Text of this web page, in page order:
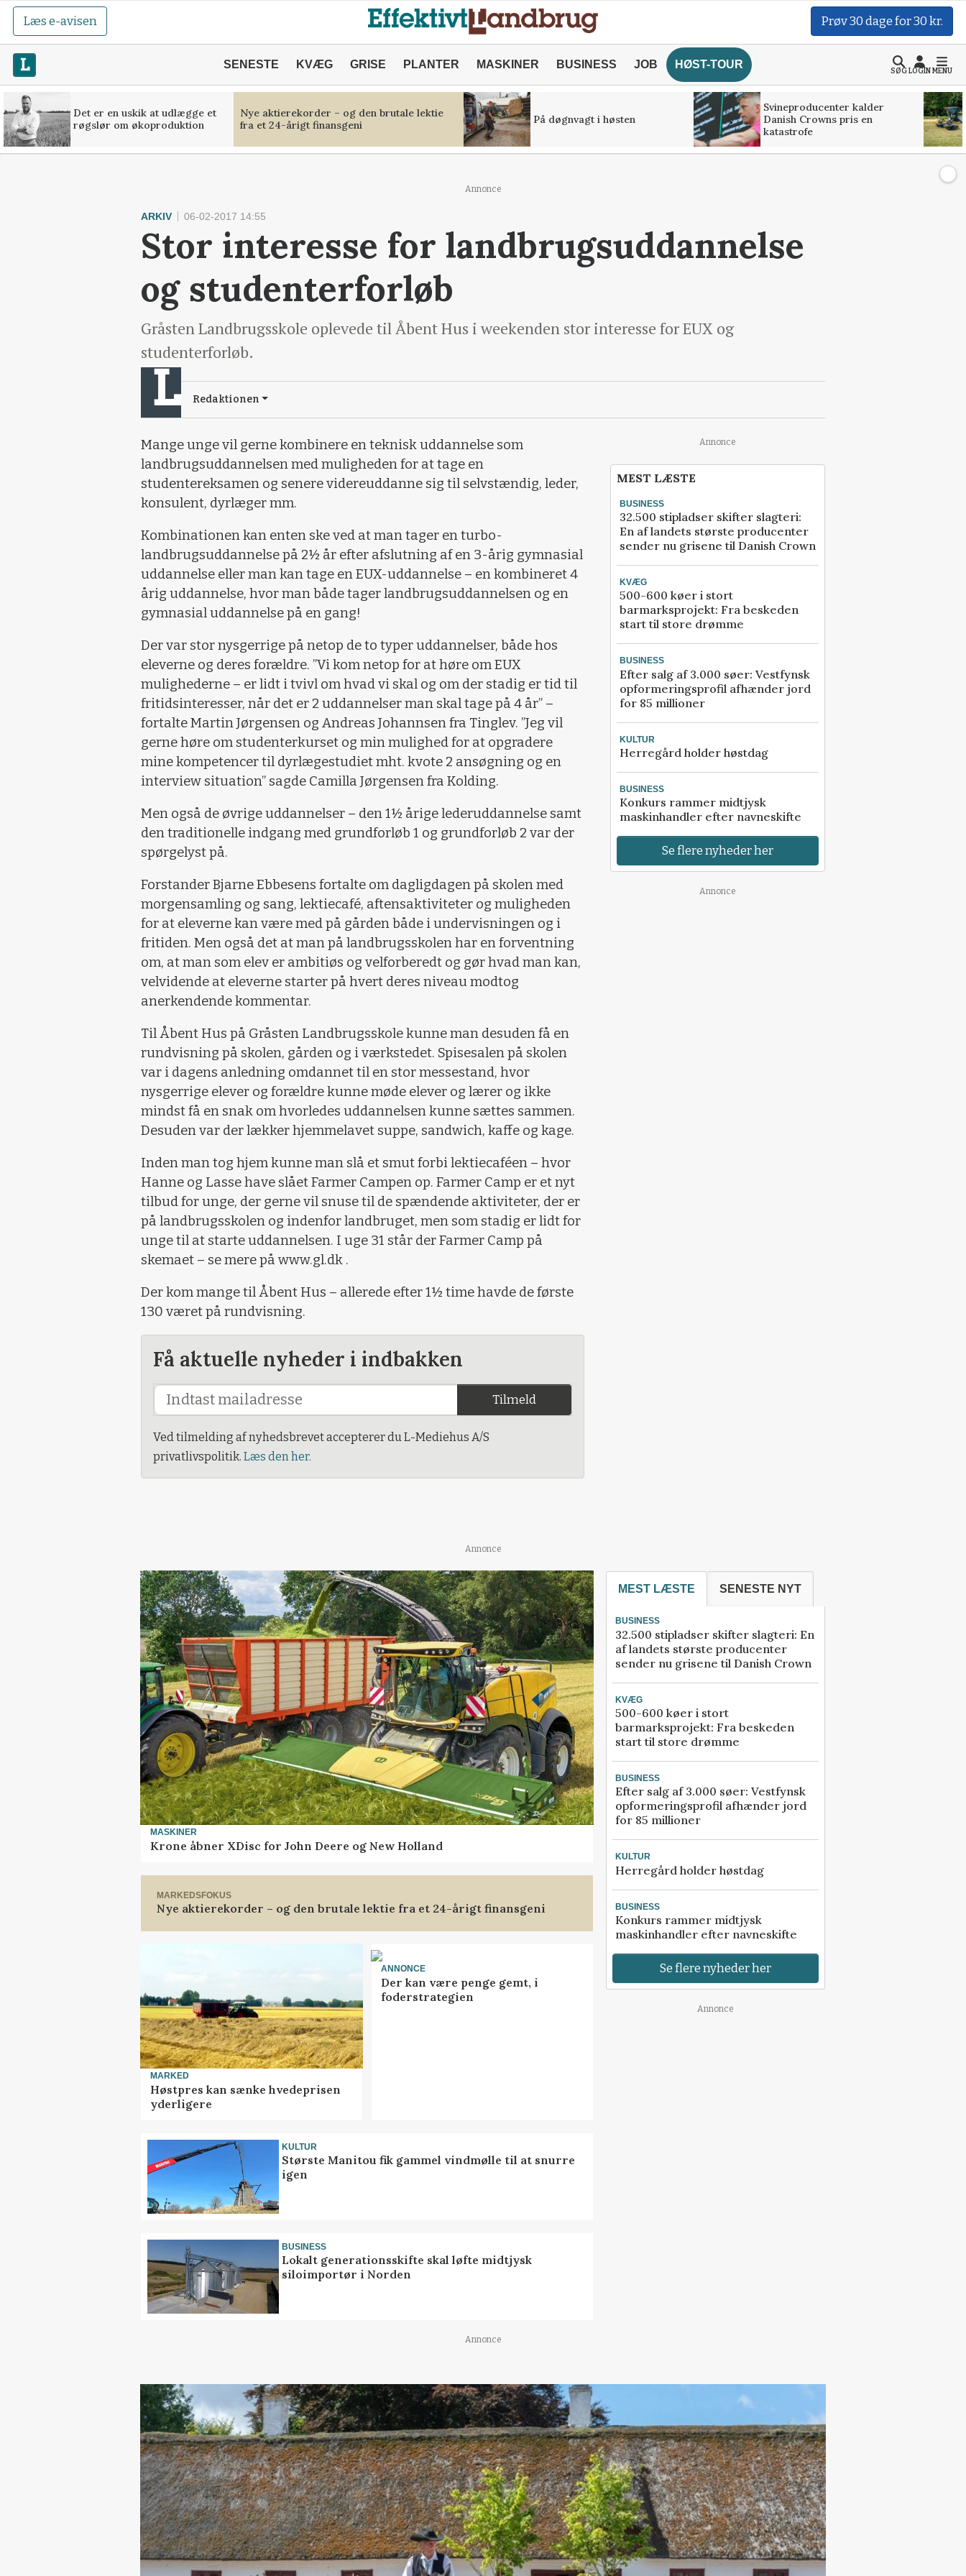
Læs e-avisen Prøv 30 dage for 30 kr.
SENESTE KVÆG GRISE PLANTER MASKINER BUSINESS JOB HØST-TOUR
SØGLOGINMENU
Det er en uskik at udlægge et
røgslør om økoproduktion
Nye aktierekorder – og den brutale lektie
fra et 24-årigt finansgeni
På døgnvagt i høsten
Svineproducenter kalder
Danish Crowns pris en
katastrofe
Annonce
ARKIV 06-02-2017 14:55
Stor interesse for landbrugsuddannelse
og studenterforløb
Gråsten Landbrugsskole oplevede til Åbent Hus i weekenden stor interesse for EUX og
studenterforløb.
Redaktionen
Mange unge vil gerne kombinere en teknisk uddannelse som
landbrugsuddannelsen med muligheden for at tage en
studentereksamen og senere videreuddanne sig til selvstændig, leder,
konsulent, dyrlæger mm.
Kombinationen kan enten ske ved at man tager en turbo-
landbrugsuddannelse på 2½ år efter afslutning af en 3-årig gymnasial
uddannelse eller man kan tage en EUX-uddannelse – en kombineret 4
årig uddannelse, hvor man både tager landbrugsuddannelsen og en
gymnasial uddannelse på en gang!
Der var stor nysgerrige på netop de to typer uddannelser, både hos
eleverne og deres forældre. ”Vi kom netop for at høre om EUX
mulighederne – er lidt i tvivl om hvad vi skal og om der stadig er tid til
fritidsinteresser, når det er 2 uddannelser man skal tage på 4 år” –
fortalte Martin Jørgensen og Andreas Johannsen fra Tinglev. ”Jeg vil
gerne høre om studenterkurset og min mulighed for at opgradere
mine kompetencer til dyrlægestudiet mht. kvote 2 ansøgning og en
interview situation” sagde Camilla Jørgensen fra Kolding.
Men også de øvrige uddannelser – den 1½ årige lederuddannelse samt
den traditionelle indgang med grundforløb 1 og grundforløb 2 var der
spørgelyst på.
Forstander Bjarne Ebbesens fortalte om dagligdagen på skolen med
morgensamling og sang, lektiecafé, aftensaktiviteter og muligheden
for at eleverne kan være med på gården både i undervisningen og i
fritiden. Men også det at man på landbrugsskolen har en forventning
om, at man som elev er ambitiøs og velforberedt og gør hvad man kan,
velvidende at eleverne starter på hvert deres niveau modtog
anerkendende kommentar.
Til Åbent Hus på Gråsten Landbrugsskole kunne man desuden få en
rundvisning på skolen, gården og i værkstedet. Spisesalen på skolen
var i dagens anledning omdannet til en stor messestand, hvor
nysgerrige elever og forældre kunne møde elever og lærer og ikke
mindst få en snak om hvorledes uddannelsen kunne sættes sammen.
Desuden var der lækker hjemmelavet suppe, sandwich, kaffe og kage.
Inden man tog hjem kunne man slå et smut forbi lektiecaféen – hvor
Hanne og Lasse have slået Farmer Campen op. Farmer Camp er et nyt
tilbud for unge, der gerne vil snuse til de spændende aktiviteter, der er
på landbrugsskolen og indenfor landbruget, men som stadig er lidt for
unge til at starte uddannelsen. I uge 31 står der Farmer Camp på
skemaet – se mere på www.gl.dk .
Der kom mange til Åbent Hus – allerede efter 1½ time havde de første
130 været på rundvisning.
Få aktuelle nyheder i indbakken
Tilmeld
Ved tilmelding af nyhedsbrevet accepterer du L-Mediehus A/S
privatlivspolitik. Læs den her.
Annonce
MEST LÆSTE
BUSINESS
32.500 stipladser skifter slagteri:
En af landets største producenter
sender nu grisene til Danish Crown
KVÆG
500-600 køer i stort
barmarksprojekt: Fra beskeden
start til store drømme
BUSINESS
Efter salg af 3.000 søer: Vestfynsk
opformeringsprofil afhænder jord
for 85 millioner
KULTUR
Herregård holder høstdag
BUSINESS
Konkurs rammer midtjysk
maskinhandler efter navneskifte
Se flere nyheder her
Annonce
Annonce
MASKINER
Krone åbner XDisc for John Deere og New Holland
MARKEDSFOKUS
Nye aktierekorder – og den brutale lektie fra et 24-årigt finansgeni
MARKED
Høstpres kan sænke hvedeprisen
yderligere
ANNONCE
Der kan være penge gemt, i
foderstrategien
KULTUR
Største Manitou fik gammel vindmølle til at snurre
igen
BUSINESS
Lokalt generationsskifte skal løfte midtjysk
siloimportør i Norden
MEST LÆSTE SENESTE NYT
BUSINESS
32.500 stipladser skifter slagteri: En
af landets største producenter
sender nu grisene til Danish Crown
KVÆG
500-600 køer i stort
barmarksprojekt: Fra beskeden
start til store drømme
BUSINESS
Efter salg af 3.000 søer: Vestfynsk
opformeringsprofil afhænder jord
for 85 millioner
KULTUR
Herregård holder høstdag
BUSINESS
Konkurs rammer midtjysk
maskinhandler efter navneskifte
Se flere nyheder her
Annonce
Annonce